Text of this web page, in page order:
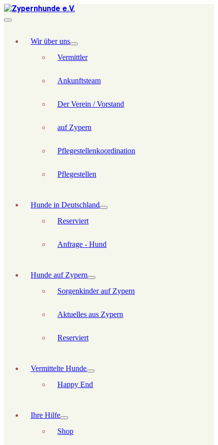
Wir über uns
Vermittler
Ankunftsteam
Der Verein / Vorstand
auf Zypern
Pflegestellenkoordination
Pflegestellen
Hunde in Deutschland
Reserviert
Anfrage - Hund
Hunde auf Zypern
Sorgenkinder auf Zypern
Aktuelles aus Zypern
Reserviert
Vermittelte Hunde
Happy End
Ihre Hilfe
Shop